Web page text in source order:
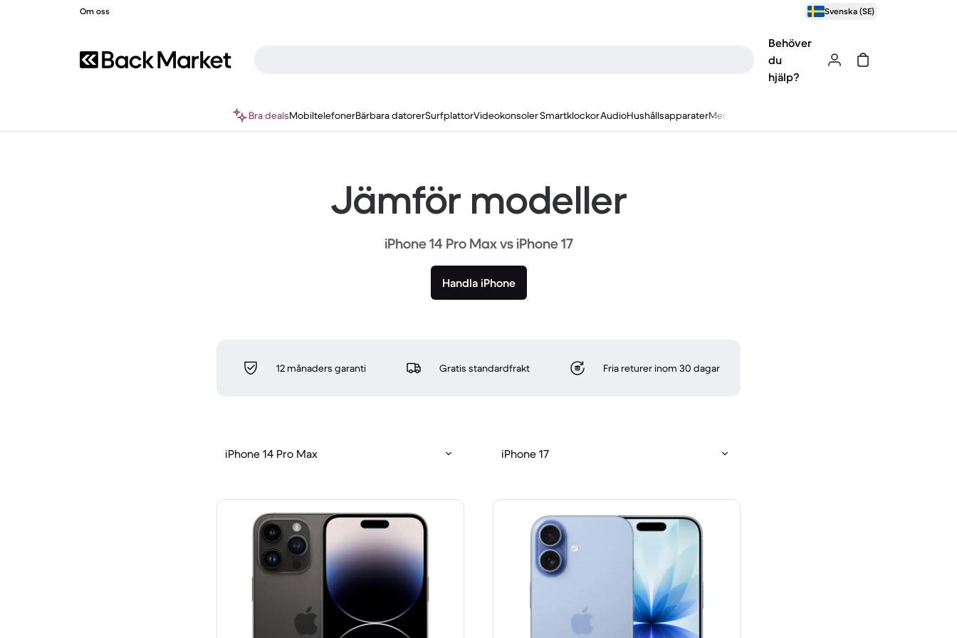
Om oss Svenska (SE)
Behöver
du
hjälp?
Bra dealsMobiltelefonerBärbara datorerSurfplattorVideokonsolerSmartklockorAudioHushållsapparaterMer
Jämför modeller
iPhone 14 Pro Max vs iPhone 17
Handla iPhone
12 månaders garanti Gratis standardfrakt Fria returer inom 30 dagar
iPhone 14 Pro Max iPhone 17